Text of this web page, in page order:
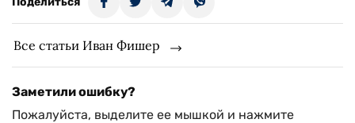
Все статьи Иван Фишер
Заметили ошибку?
Пожалуйста, выделите ее мышкой и нажмите